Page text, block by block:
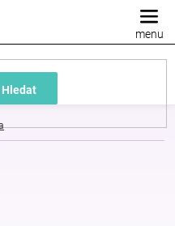
Hledat